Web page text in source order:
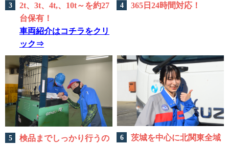
2t、3t、4t,、10t～を約27
台保有！
車両紹介はコチラをクリ
ック⇒
365日24時間対応！
検品までしっかり行うの
茨城を中心に北関東全域